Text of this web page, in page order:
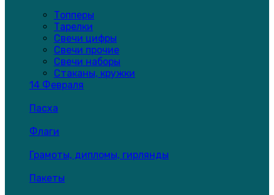
Топперы
Тарелки
Свечи цифры
Свечи прочие
Свечи наборы
Стаканы, кружки
14 Февраля
Пасха
Флаги
Грамоты, дипломы, гирлянды
Пакеты